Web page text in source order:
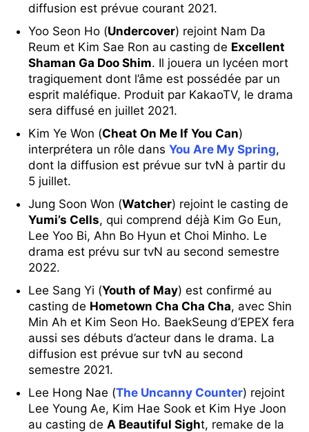
diffusion est prévue courant 2021.
Yoo Seon Ho (Undercover) rejoint Nam Da
Reum et Kim Sae Ron au casting de Excellent
Shaman Ga Doo Shim. Il jouera un lycéen mort
tragiquement dont l’âme est possédée par un
esprit maléfique. Produit par KakaoTV, le drama
sera diffusé en juillet 2021.
Kim Ye Won (Cheat On Me If You Can)
interprétera un rôle dans You Are My Spring,
dont la diffusion est prévue sur tvN à partir du
5 juillet.
Jung Soon Won (Watcher) rejoint le casting de
Yumi’s Cells, qui comprend déjà Kim Go Eun,
Lee Yoo Bi, Ahn Bo Hyun et Choi Minho. Le
drama est prévu sur tvN au second semestre
2022.
Lee Sang Yi (Youth of May) est confirmé au
casting de Hometown Cha Cha Cha, avec Shin
Min Ah et Kim Seon Ho. BaekSeung d’EPEX fera
aussi ses débuts d’acteur dans le drama. La
diffusion est prévue sur tvN au second
semestre 2021.
Lee Hong Nae (The Uncanny Counter) rejoint
Lee Young Ae, Kim Hae Sook et Kim Hye Joon
au casting de A Beautiful Sight, remake de la